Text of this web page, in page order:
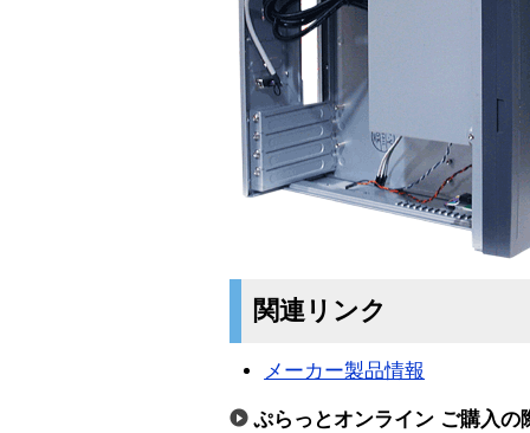
関連リンク
メーカー製品情報
ぷらっとオンライン ご購入の